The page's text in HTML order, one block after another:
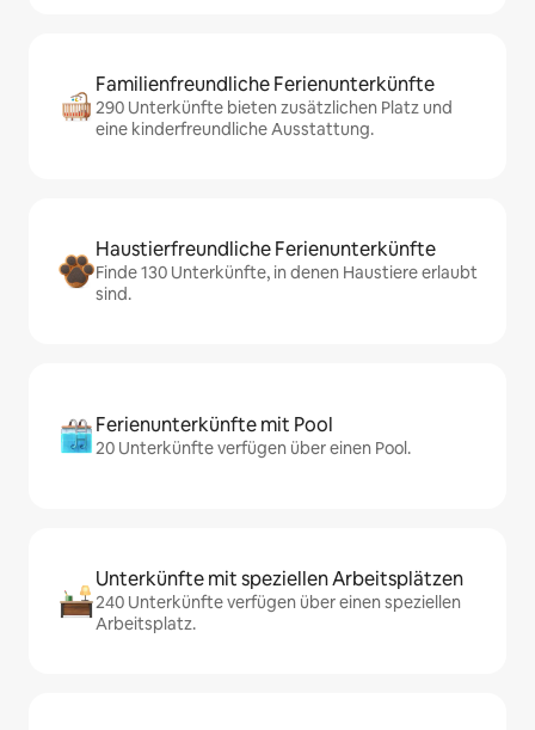
Familienfreundliche Ferienunterkünfte
290 Unterkünfte bieten zusätzlichen Platz und
eine kinderfreundliche Ausstattung.
Haustierfreundliche Ferienunterkünfte
Finde 130 Unterkünfte, in denen Haustiere erlaubt
sind.
Ferienunterkünfte mit Pool
20 Unterkünfte verfügen über einen Pool.
Unterkünfte mit speziellen Arbeitsplätzen
240 Unterkünfte verfügen über einen speziellen
Arbeitsplatz.